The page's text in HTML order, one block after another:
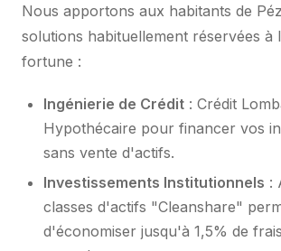
Nous apportons aux habitants de
solutions habituellement réservées à
fortune :
Ingénierie de Crédit : Crédit
Hypothécaire pour financer vos
sans vente d'actifs.
Investissements Institutionnels :
classes d'actifs "Cleanshare"
d'économiser jusqu'à 1,5% de